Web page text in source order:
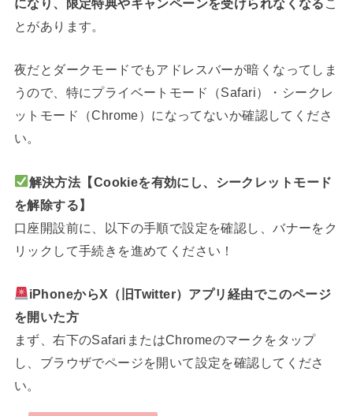
になり、限定特典やキャンペーンを受けられなくなる こ
とがあります。
夜だとダークモードでもアドレスバーが暗くなってしま
うので、特にプライベートモード（Safari）・シークレ
ットモード（Chrome）になってないか確認してくださ
い。
解決方法【Cookieを有効にし、シークレットモード
を解除する】
口座開設前に、以下の手順で設定を確認し、バナーをク
リックして手続きを進めてください！
iPhoneからX（旧Twitter）アプリ経由でこのページ
を開いた方
まず、右下のSafariまたはChromeのマークをタップ
し、ブラウザでページを開いて設定を確認してくださ
い。